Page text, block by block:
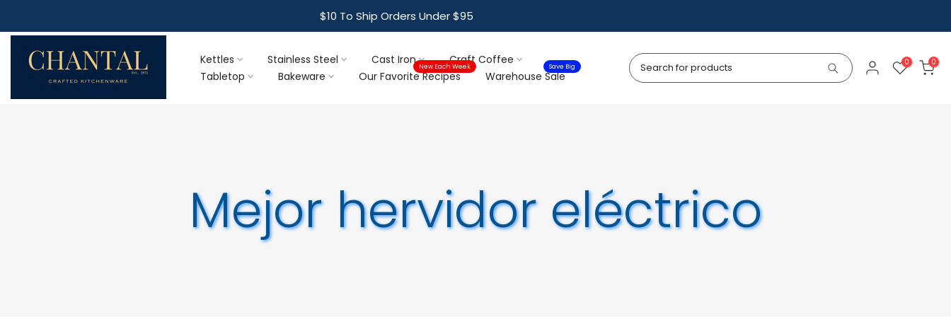
to
content
$10 To Ship Orders Under $95
Kettles Stainless Steel Cast Iron
Craft Coffee
Tabletop
Bakeware Our Favorite Recipes
New Each Week
Warehouse Sale
Save Big 0 0
Mejor hervidor eléctrico